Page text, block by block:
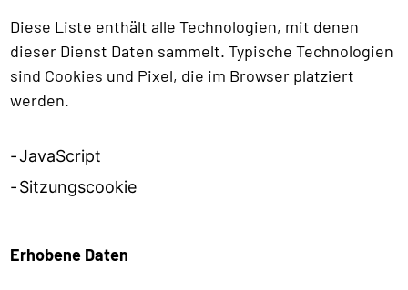
Diese Liste enthält alle Technologien, mit denen
dieser Dienst Daten sammelt. Typische Technologien
sind Cookies und Pixel, die im Browser platziert
werden.
JavaScript
Sitzungscookie
Erhobene Daten